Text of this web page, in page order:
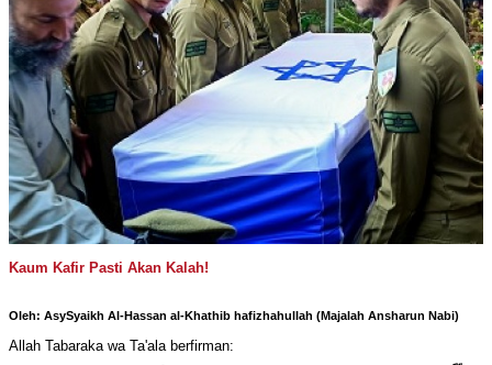
Kaum Kafir Pasti Akan Kalah!
Oleh: AsySyaikh Al-Hassan al-Khathib hafizhahullah (Majalah Ansharun Nabi)
Allah Tabaraka wa Ta'ala berfirman: